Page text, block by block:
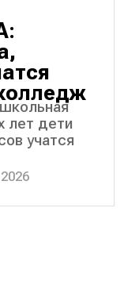
лет дети
учатся